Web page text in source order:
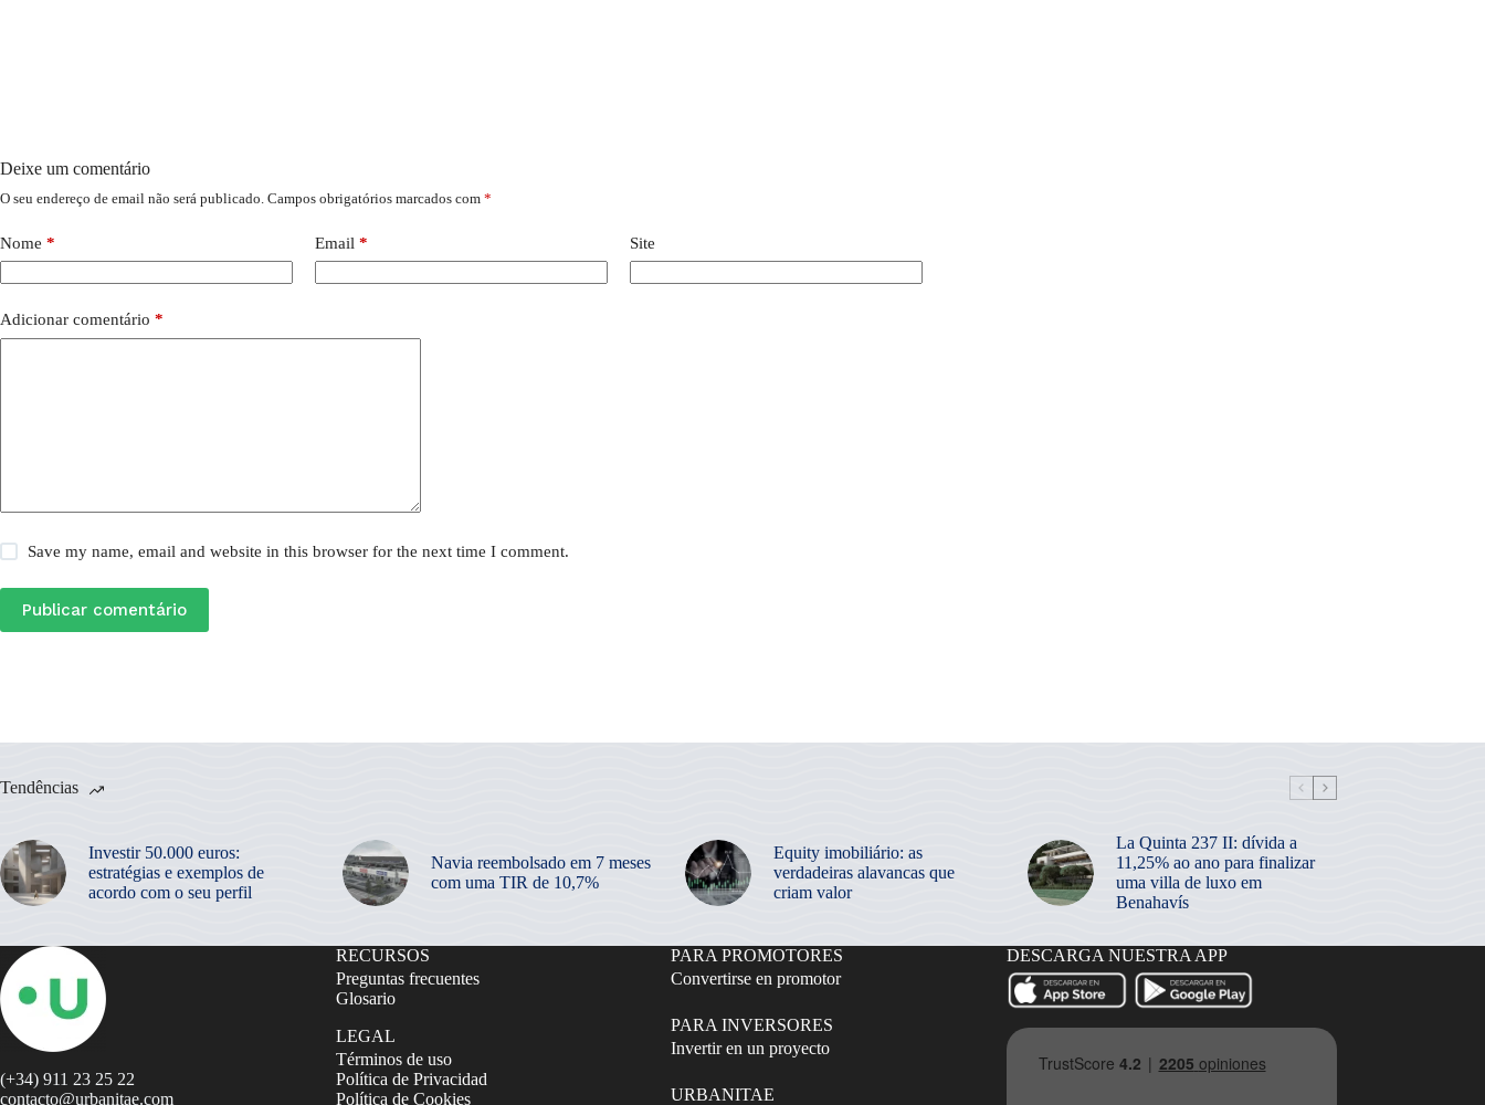
Deixe um comentário
O seu endereço de email não será publicado. Campos obrigatórios marcados com *
Nome * Email * Site
Adicionar comentário *
Save my name, email and website in this browser for the next time I comment.
Publicar comentário
Tendências
Investir 50.000 euros:
estratégias e exemplos de
acordo com o seu perfil
Navia reembolsado em 7 meses
com uma TIR de 10,7%
Equity imobiliário: as
verdadeiras alavancas que
criam valor
La Quinta 237 II: dívida a
11,25% ao ano para finalizar
uma villa de luxo em
Benahavís
(+34) 911 23 25 22
contacto@urbanitae.com
RECURSOS
Preguntas frecuentes
Glosario
LEGAL
Términos de uso
Política de Privacidad
Política de Cookies
PARA PROMOTORES
Convertirse en promotor
PARA INVERSORES
Invertir en un proyecto
URBANITAE
DESCARGA NUESTRA APP